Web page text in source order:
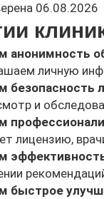
06.08.2026
анонимность
личную
безопасность
и
лицензию,
быстрое